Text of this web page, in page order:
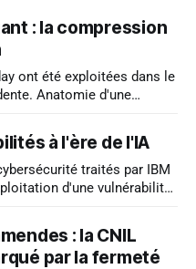
vulnérabilités avant
: la compression
ont été exploitées dans le
d'une
CVE et son
L'intelligence artificielle
à l'ère de l'IA
traités par IBM
d'une vulnérabilité
Accélérateur
prometteur pour les
: la CNIL
par la fermeté